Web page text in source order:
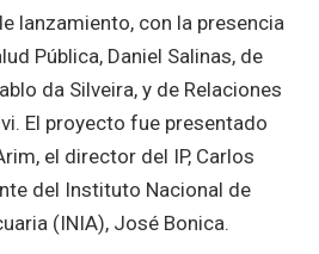
lanzamiento, con la presencia
Pública, Daniel Salinas, de
da Silveira, y de Relaciones
El proyecto fue presentado
el director del IP, Carlos
del Instituto Nacional de
(INIA), José Bonica.